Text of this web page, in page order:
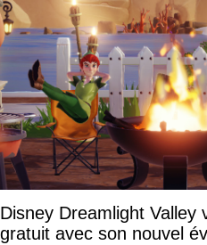
Disney Dreamlight Valley
gratuit avec son nouvel